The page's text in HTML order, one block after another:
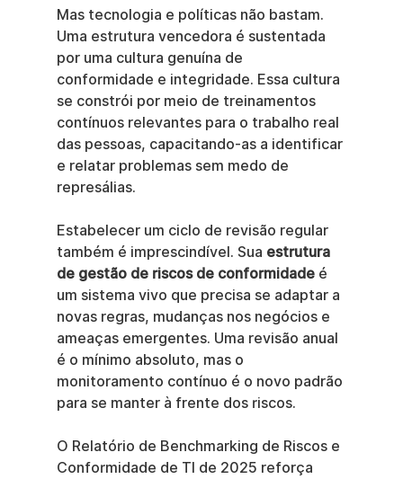
Mas tecnologia e políticas não bastam.
Uma estrutura vencedora é sustentada
por uma cultura genuína de
conformidade e integridade. Essa cultura
se constrói por meio de treinamentos
contínuos relevantes para o trabalho real
das pessoas, capacitando-as a identificar
e relatar problemas sem medo de
represálias.
Estabelecer um ciclo de revisão regular
também é imprescindível. Sua estrutura
de gestão de riscos de conformidade é
um sistema vivo que precisa se adaptar a
novas regras, mudanças nos negócios e
ameaças emergentes. Uma revisão anual
é o mínimo absoluto, mas o
monitoramento contínuo é o novo padrão
para se manter à frente dos riscos.
O Relatório de Benchmarking de Riscos e
Conformidade de TI de 2025 reforça